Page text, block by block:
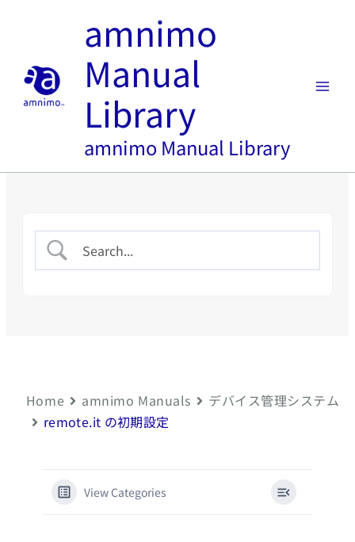
amnimo
Manual
Library
amnimo Manual Library
Home amnimo Manuals
デバイス管理システム
remote.it の初期設定
View Categories